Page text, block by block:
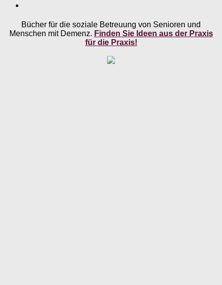
Bücher für die soziale Betreuung von Senioren und
Menschen mit Demenz. Finden Sie Ideen aus der Praxis
für die Praxis!